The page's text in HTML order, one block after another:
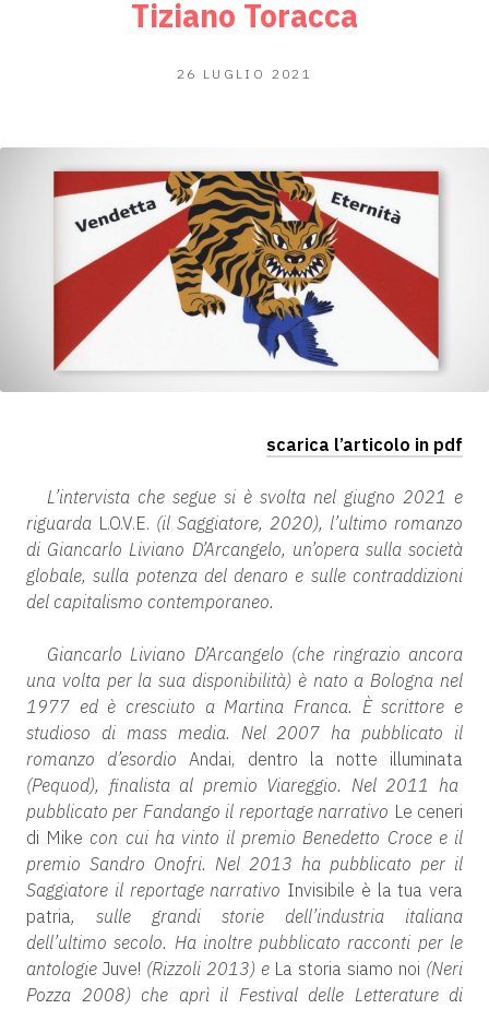
Tiziano Toracca
26 LUGLIO 2021
scarica l’articolo in pdf
L’intervista che segue si è svolta nel giugno 2021 e
riguarda L.O.V.E. (il Saggiatore, 2020), l’ultimo romanzo
di Giancarlo Liviano D’Arcangelo, un’opera sulla società
globale, sulla potenza del denaro e sulle contraddizioni
del capitalismo contemporaneo.
Giancarlo Liviano D’Arcangelo (che ringrazio ancora
una volta per la sua disponibilità) è nato a Bologna nel
1977 ed è cresciuto a Martina Franca. È scrittore e
studioso di mass media. Nel 2007 ha pubblicato il
romanzo d’esordioAndai, dentro la notte illuminata
(Pequod), finalista al premio Viareggio. Nel 2011 ha
pubblicato per Fandango il reportage narrativo Le ceneri
di Mike con cui ha vinto il premio Benedetto Croce e il
premio Sandro Onofri. Nel 2013 ha pubblicato per il
Saggiatore il reportage narrativo Invisibile è la tua vera
patria, sulle grandi storie dell’industria italiana
dell’ultimo secolo. Ha inoltre pubblicato racconti per le
antologie Juve! (Rizzoli 2013) e La storia siamo noi (Neri
Pozza 2008) che aprì il Festival delle Letterature di